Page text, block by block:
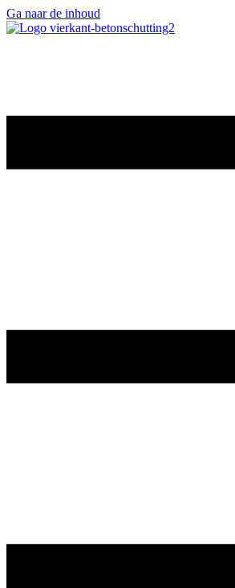
Ga naar de inhoud